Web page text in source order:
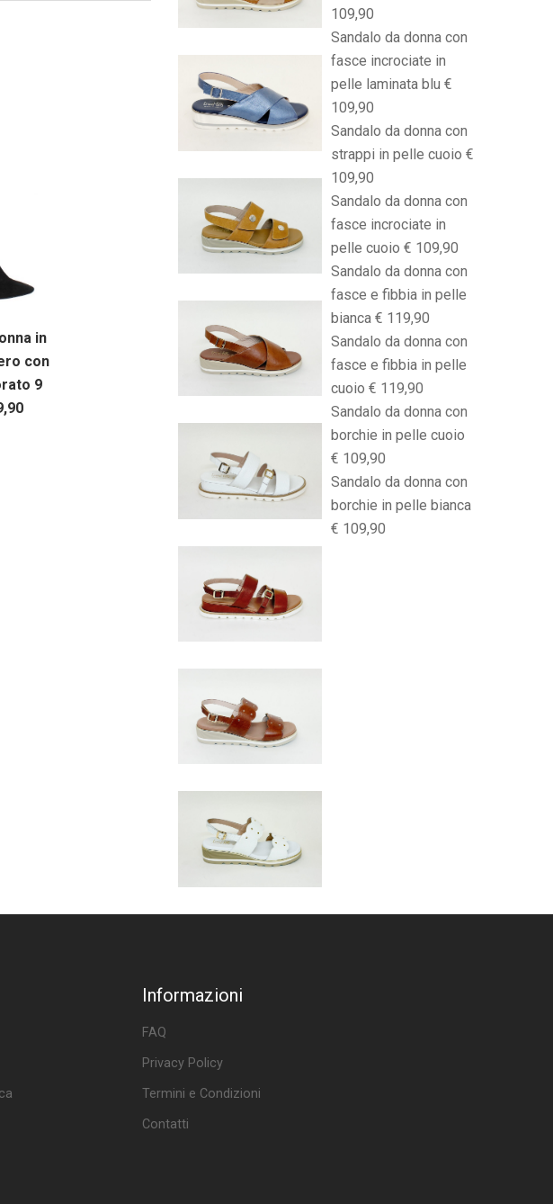
in
con
9
109,90
Sandalo da donna con
fasce incrociate in
pelle laminata blu €
109,90
Sandalo da donna con
strappi in pelle cuoio €
109,90
Sandalo da donna con
fasce incrociate in
pelle cuoio € 109,90
Sandalo da donna con
fasce e fibbia in pelle
bianca € 119,90
Sandalo da donna con
fasce e fibbia in pelle
cuoio € 119,90
Sandalo da donna con
borchie in pelle cuoio
€ 109,90
Sandalo da donna con
borchie in pelle bianca
€ 109,90
Informazioni
FAQ
Privacy Policy
Termini e Condizioni
Contatti